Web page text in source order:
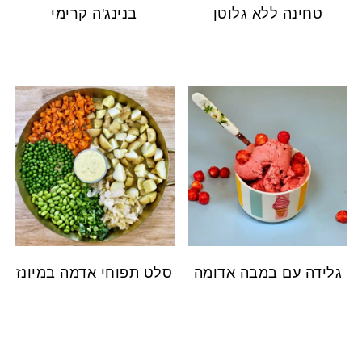
טחינה ללא גלוטן
בנינג'ה קרימי
גלידה עם במבה אדומה סלט תפוחי אדמה במיונז